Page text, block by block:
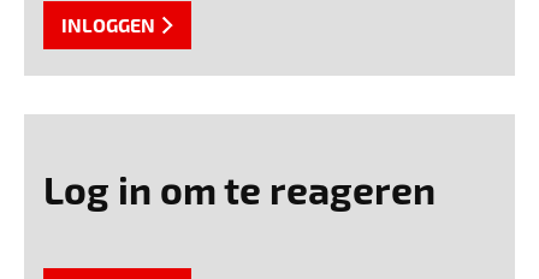
INLOGGEN
Log in om te reageren